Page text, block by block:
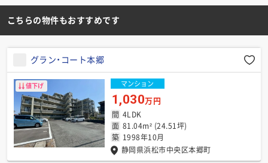
こちらの物件もおすすめです
マンション
値下げ
グラン・コート本郷
間 4LDK
面 81.04m² (24.51坪)
築 1998年10月
静岡県浜松市中央区本郷町
1,030万円